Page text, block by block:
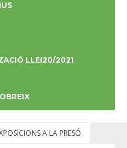
LLEI20/2021
A LA PRESÓ